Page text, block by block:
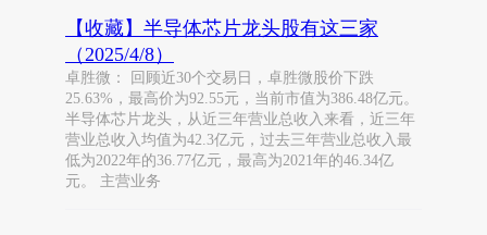
【收藏】半导体芯片龙头股有这三家
（2025/4/8）
卓胜微： 回顾近30个交易日，卓胜微股价下跌
25.63%，最高价为92.55元，当前市值为386.48亿元。
半导体芯片龙头，从近三年营业总收入来看，近三年
营业总收入均值为42.3亿元，过去三年营业总收入最
低为2022年的36.77亿元，最高为2021年的46.34亿
元。 主营业务